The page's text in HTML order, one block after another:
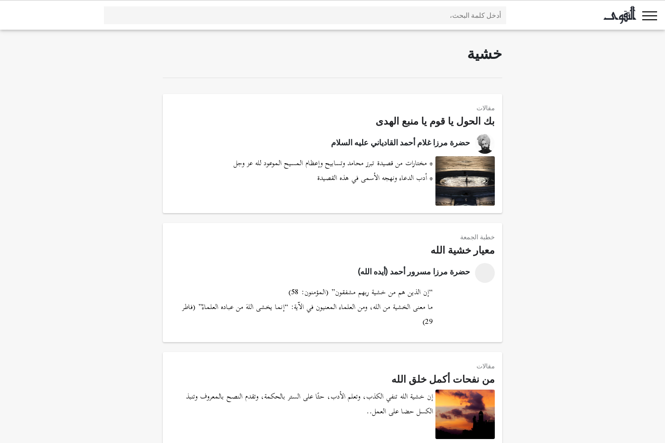
خشية
مقالات
بك الحول يا قوم يا منبع الهدى
حضرة مرزا غلام أحمد القادياني عليه السلام
* مختارات من قصيدة تبرز محامد وتسابيح وإعظام المسيح الموعود لله عز وجل
* أدب الدعاء ونهجه الأسمى في هذه القصيدة
خطبة الجمعة
معيار خشية الله
حضرة مرزا مسرور أحمد (أيده الله)
“إن الذين هم من خشية ربهم مشفقون” (المؤمنون: 58)
ما معنى الخشية من الله، ومن العلماء المعنيون في الآية: “إنما يخشى اللهَ من عباده العلماءُ” (فاطر
29)
مقالات
من نفحات أكمل خلق الله
إن خشية الله تنفي الكذب، وتعلم الأدب، حثًا على الستر بالحكمة، وتقدم النصح بالمعروف وتنبذ
الكسل حضا على العمل..